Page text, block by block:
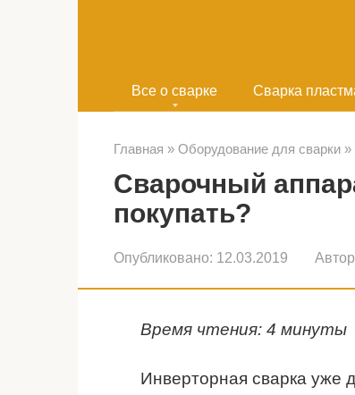
Все о сварке Сварка
Главная » Оборудование для сварки »
Сварочный
покупать?
Опубликовано: 12.03.2019
Время чтения: 4 минуты
Инверторная сварка уже